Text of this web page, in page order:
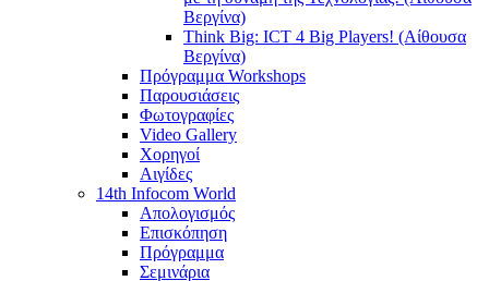
Βεργίνα)
Think Big: ICT 4 Big Players! (Αίθουσα
Βεργίνα)
Πρόγραμμα Workshops
Παρουσιάσεις
Φωτογραφίες
Video Gallery
Χορηγοί
Αιγίδες
14th Infocom World
Απολογισμός
Επισκόπηση
Πρόγραμμα
Σεμινάρια